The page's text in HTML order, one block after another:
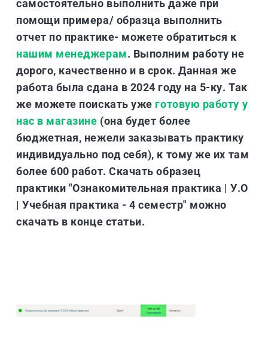
самостоятельно выполнить даже при
помощи примера/ образца выполнить
отчет по практике- можете обратиться к
нашим менеджерам. Выполним работу не
дорого, качественно и в срок. Данная же
работа была сдана в 2024 году на 5-ку. Так
же можете поискать уже готовую работу у
нас в магазине (она будет более
бюджетная, нежели заказывать практику
индивидуально под себя), к тому же их там
более 600 работ. Скачать образец
практики "Ознакомительная практика | У.О
| Учебная практика - 4 семестр" можно
скачать в конце статьи.